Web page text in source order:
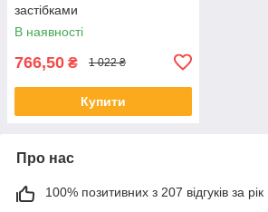
застібками
В наявності
766,50 ₴ 1 022 ₴
Купити
Про нас
100% позитивних з 207 відгуків за рік